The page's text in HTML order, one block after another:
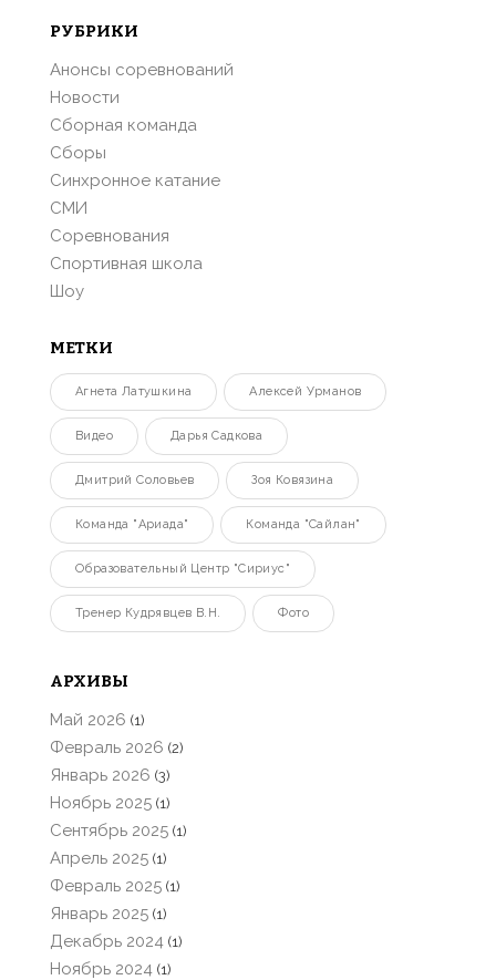
РУБРИКИ
Анонсы соревнований
Новости
Сборная команда
Сборы
Синхронное катание
СМИ
Соревнования
Спортивная школа
Шоу
МЕТКИ
Агнета Латушкина Алексей Урманов
Видео Дарья Садкова
Дмитрий Соловьев Зоя Ковязина
Команда "Ариада" Команда "Сайлан"
Образовательный Центр "Сириус"
Тренер Кудрявцев В.Н. Фото
АРХИВЫ
Май 2026 (1)
Февраль 2026 (2)
Январь 2026 (3)
Ноябрь 2025 (1)
Сентябрь 2025 (1)
Апрель 2025 (1)
Февраль 2025 (1)
Январь 2025 (1)
Декабрь 2024 (1)
Ноябрь 2024 (1)